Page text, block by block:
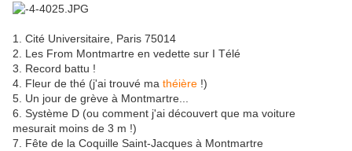
1. Cité Universitaire, Paris 75014
2. Les From Montmartre en vedette sur I Télé
3. Record battu !
4. Fleur de thé (j'ai trouvé ma théière !)
5. Un jour de grève à Montmartre...
6. Système D (ou comment j'ai découvert que ma voiture
mesurait moins de 3 m !)
7. Fête de la Coquille Saint-Jacques à Montmartre